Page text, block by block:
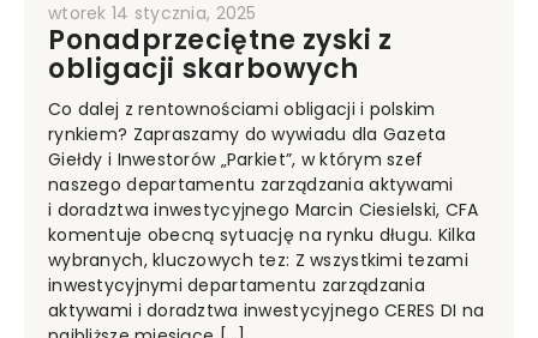
wtorek 14 stycznia, 2025
Ponadprzeciętne zyski z
obligacji skarbowych
Co dalej z rentownościami obligacji i polskim
rynkiem? Zapraszamy do wywiadu dla Gazeta
Giełdy i Inwestorów „Parkiet”, w którym szef
naszego departamentu zarządzania aktywami
i doradztwa inwestycyjnego Marcin Ciesielski, CFA
komentuje obecną sytuację na rynku długu. Kilka
wybranych, kluczowych tez: Z wszystkimi tezami
inwestycyjnymi departamentu zarządzania
aktywami i doradztwa inwestycyjnego CERES DI na